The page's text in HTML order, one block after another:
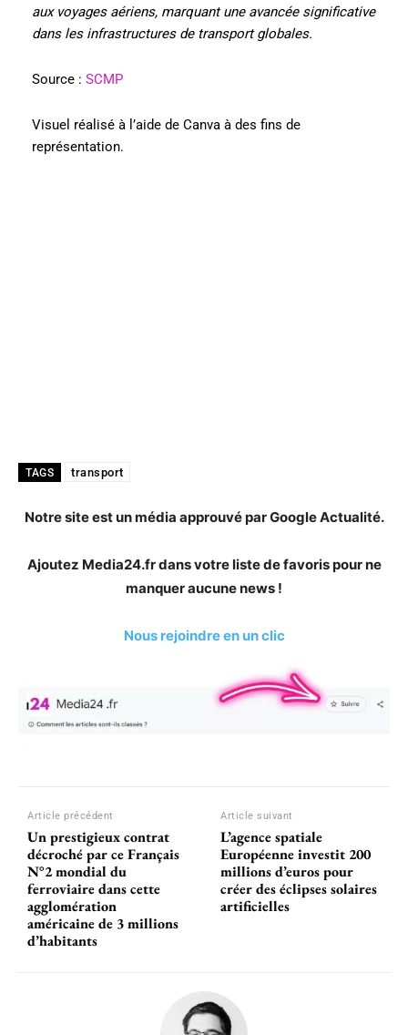
aux voyages aériens, marquant une avancée significative
dans les infrastructures de transport globales.
Source : SCMP
Visuel réalisé à l’aide de Canva à des fins de
représentation.
TAGS transport
Notre site est un média approuvé par Google Actualité.
Ajoutez Media24.fr dans votre liste de favoris pour ne
manquer aucune news !
Nous rejoindre en un clic
Article précédent
Un prestigieux contrat
décroché par ce Français
N°2 mondial du
ferroviaire dans cette
agglomération
américaine de 3 millions
d’habitants
Article suivant
L’agence spatiale
Européenne investit 200
millions d’euros pour
créer des éclipses solaires
artificielles